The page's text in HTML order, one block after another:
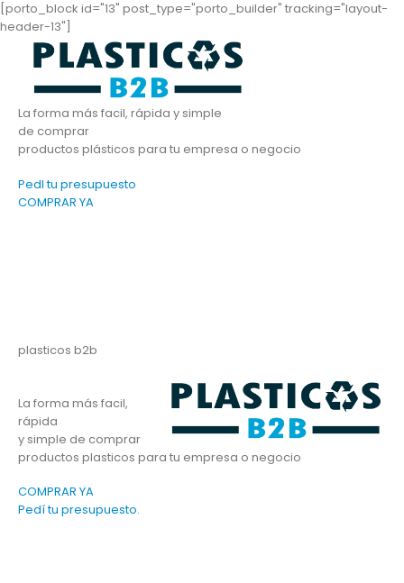
[porto_block id="13" post_type="porto_builder" tracking="layout-
header-13"]
La forma más facil, rápida y simple
de comprar
productos plásticos para tu empresa o negocio
PedI tu presupuesto
COMPRAR YA
plasticos b2b
La forma más facil,
rápida
y simple de comprar
productos plasticos para tu empresa o negocio
COMPRAR YA
Pedí tu presupuesto.